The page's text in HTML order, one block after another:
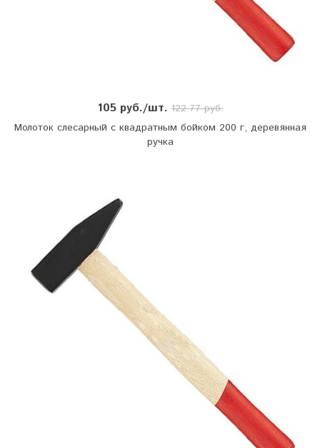
105 руб./шт.122.77 руб.
Молоток слесарный с квадратным бойком 200 г, деревянная
ручка